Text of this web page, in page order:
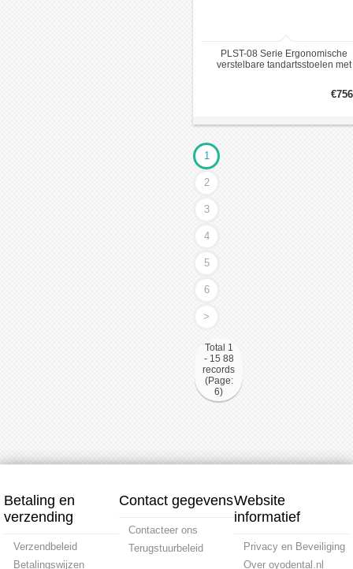
PLST-08 Serie Ergonomische
verstelbare tandartsstoelen met
1
2
3
4
5
6
>
Total 1
- 15 88
records
(Page:
6)
Betaling en
verzending
Verzendbeleid
Betalingswijzen
Contact gegevens
Contacteer ons
Terugstuurbeleid
Website
informatief
Privacy en Beveiliging
Over oyodental.nl